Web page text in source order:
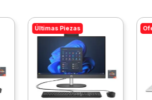
Últimas Piezas